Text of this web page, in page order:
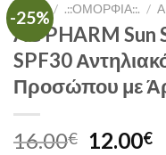
-25%
SHOP / .::ΟΜΟΡΦΙΑ::. /
AG PHARM Sun
SPF30
Προσώπου με
16.00€ 12.00€